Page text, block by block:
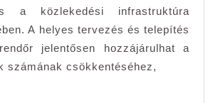
a közlekedési infrastruktúra
A helyes tervezés és telepítés
jelentősen hozzájárulhat a
számának csökkentéséhez,